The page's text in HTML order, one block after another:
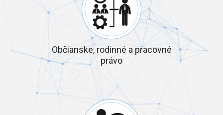
Občianske, rodinné a pracovné
právo